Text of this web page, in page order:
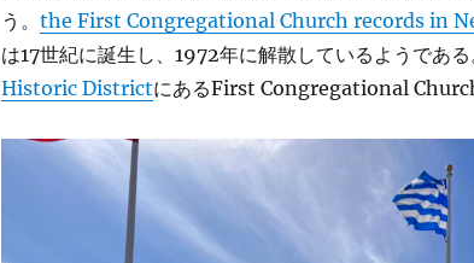
う。 the First Congregational Church records in
は17世紀に誕生し、1972年に解散しているようである
Historic DistrictにあるFirst Congregational Church